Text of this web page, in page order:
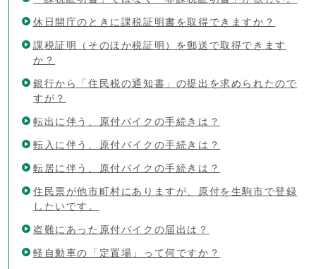
休日開庁のときに課税証明書を取得できますか？
課税証明（そのほか税証明）を郵送で取得できます
か？
銀行から「住民税の通知書」の提出を求められたので
すが？
転出に伴う、原付バイクの手続きは？
転入に伴う、原付バイクの手続きは？
転居に伴う、原付バイクの手続きは？
住民票が他市町村にありますが、原付を生駒市で登録
したいです。
盗難にあった原付バイクの届出は？
軽自動車の「定置場」って何ですか？